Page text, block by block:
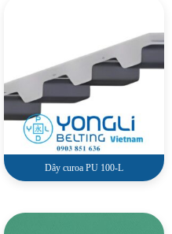
Dây curoa PU 100-L